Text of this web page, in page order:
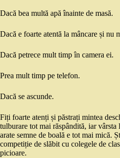
Dacă bea multă apă înainte de masă.
Dacă e foarte atentă la mâncare și nu
Dacă petrece mult timp în camera ei.
Prea mult timp pe telefon.
Dacă se ascunde.
Fiți foarte atenți și păstrați mintea
tulburare tot mai răspândită, iar vârsta
arate semne de boală e tot mai mică.
competiție de slăbit cu colegele de
picioare.